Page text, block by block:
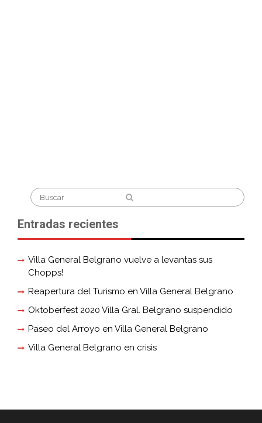
Search
Entradas recientes
Villa General Belgrano vuelve a levantas sus
Chopps!
Reapertura del Turismo en Villa General Belgrano
Oktoberfest 2020 Villa Gral. Belgrano suspendido
Paseo del Arroyo en Villa General Belgrano
Villa General Belgrano en crisis